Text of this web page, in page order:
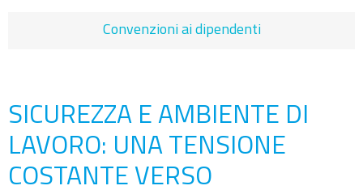
Convenzioni ai dipendenti
SICUREZZA E AMBIENTE DI
LAVORO: UNA TENSIONE
COSTANTE VERSO